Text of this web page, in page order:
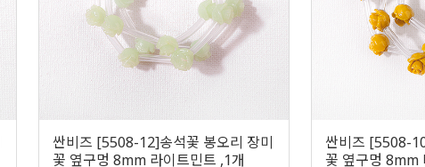
싼비즈 [5508-12]송석꽃 봉오리 장미
꽃 옆구멍 8mm 라이트민트 ,1개
싼비즈 [5508-
꽃 옆구멍 8mm